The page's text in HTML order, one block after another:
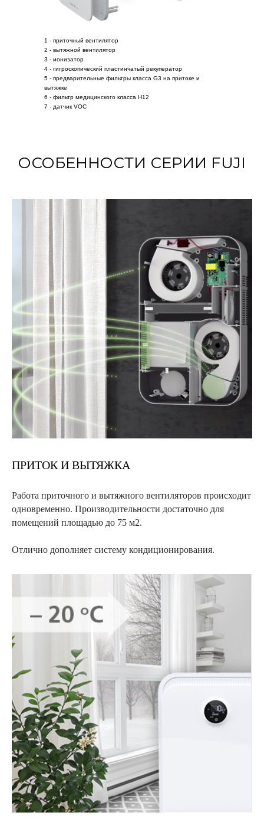
1 - приточный вентилятор
2 - вытяжной вентилятор
3 - ионизатор
4 - гигроскопический пластинчатый рекуператор
5 - предварительные фильтры класса G3 на притоке и
вытяжке
6 - фильтр медицинского класса Н12
7 - датчик VOC
ОСОБЕННОСТИ СЕРИИ FUJI
ПРИТОК И ВЫТЯЖКА
Работа приточного и вытяжного вентиляторов происходит
одновременно. Производительности достаточно для
помещений площадью до 75 м2.
Отлично дополняет систему кондиционирования.